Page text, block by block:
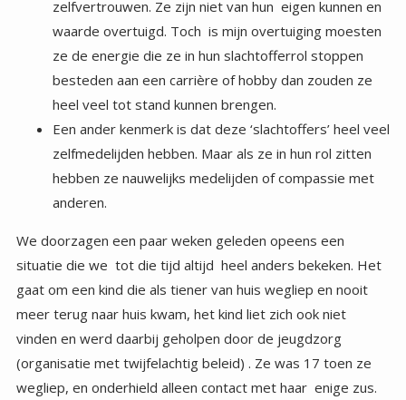
heel veel tot stand kunnen brengen.
Een ander kenmerk is dat deze ‘slachtoffers’ heel veel
zelfmedelijden hebben. Maar als ze in hun rol zitten
hebben ze nauwelijks medelijden of compassie met
anderen.
We doorzagen een paar weken geleden opeens een
situatie die we tot die tijd altijd heel anders bekeken. Het
gaat om een kind die als tiener van huis wegliep en nooit
meer terug naar huis kwam, het kind liet zich ook niet
vinden en werd daarbij geholpen door de jeugdzorg
(organisatie met twijfelachtig beleid) . Ze was 17 toen ze
wegliep, en onderhield alleen contact met haar enige zus.
De moeder werd na enkele jaren ernstig ziek en wilde haar
dochter, die ze al op alle mogelijke manieren had getracht
te vinden, overigens zonder succes- nog zien voor haar
sterven. De weggelopen dochter weigerde dit en kwam
niet, pas toen de moeder was overleden, op de uitvaart
was ze er. En werd toen door haar vader met open armen
ontvangen. Over het weglopen werd nooit meer
gesproken, tot een buitenstaander, dit onderwerp